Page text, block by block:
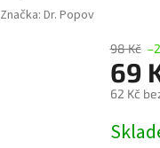
Značka:Dr. Popov
98 Kč
69
62 Kč
cena: